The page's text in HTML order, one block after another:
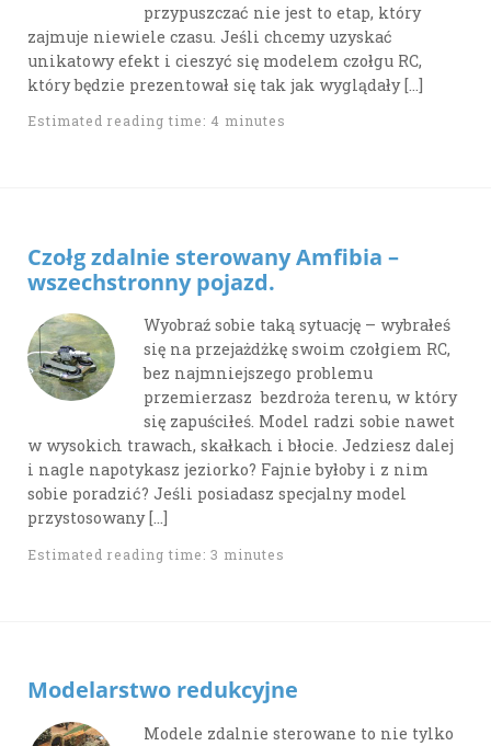
przypuszczać nie jest to etap, który
zajmuje niewiele czasu. Jeśli chcemy uzyskać
unikatowy efekt i cieszyć się modelem czołgu RC,
który będzie prezentował się tak jak wyglądały […]
Estimated reading time: 4 minutes
Czołg zdalnie sterowany Amfibia –
wszechstronny pojazd.
Wyobraź sobie taką sytuację – wybrałeś
się na przejażdżkę swoim czołgiem RC,
bez najmniejszego problemu
przemierzasz bezdroża terenu, w który
się zapuściłeś. Model radzi sobie nawet
w wysokich trawach, skałkach i błocie. Jedziesz dalej
i nagle napotykasz jeziorko? Fajnie byłoby i z nim
sobie poradzić? Jeśli posiadasz specjalny model
przystosowany […]
Estimated reading time: 3 minutes
Modelarstwo redukcyjne
Modele zdalnie sterowane to nie tylko